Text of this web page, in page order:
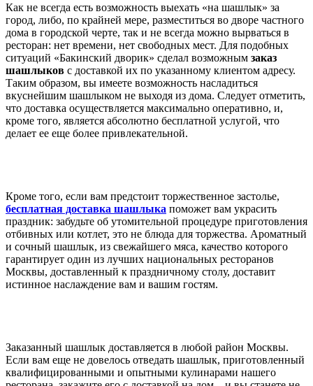
Как не всегда есть возможность выехать «на шашлык» за
город, либо, по крайней мере, разместиться во дворе частного
дома в городской черте, так и не всегда можно вырваться в
ресторан: нет времени, нет свободных мест. Для подобных
ситуаций «Бакинский дворик» сделал возможным заказ
шашлыков с доставкой их по указанному клиентом адресу.
Таким образом, вы имеете возможность насладиться
вкуснейшим шашлыком не выходя из дома. Следует отметить,
что доставка осуществляется максимально оперативно, и,
кроме того, является абсолютно бесплатной услугой, что
делает ее еще более привлекательной.
Кроме того, если вам предстоит торжественное застолье,
бесплатная доставка шашлыка поможет вам украсить
праздник: забудьте об утомительной процедуре приготовления
отбивных или котлет, это не блюда для торжества. Ароматный
и сочный шашлык, из свежайшего мяса, качество которого
гарантирует один из лучших национальных ресторанов
Москвы, доставленный к праздничному столу, доставит
истинное наслаждение вам и вашим гостям.
Заказанный шашлык доставляется в любой район Москвы.
Если вам еще не довелось отведать шашлык, приготовленный
квалифицированными и опытными кулинарами нашего